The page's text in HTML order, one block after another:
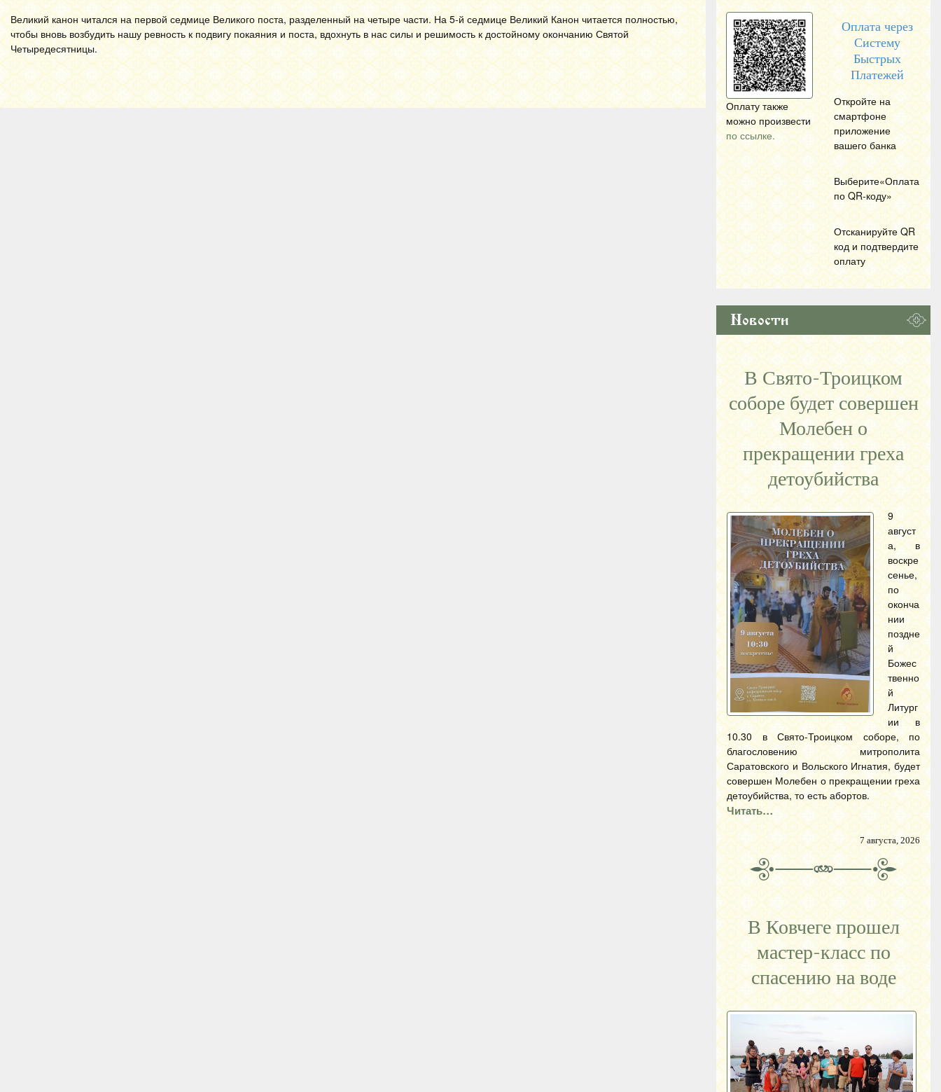
Великий канон читался на первой седмице Великого поста, разделенный на четыре части. На 5-й седмице Великий Канон читается полностью,
чтобы вновь возбудить нашу ревность к подвигу покаяния и поста, вдохнуть в нас силы и решимость к достойному окончанию Святой
Четыредесятницы.
Оплату также
можно произвести
по ссылке.
Оплата через
Систему
Быстрых
Платежей
Откройте на
смартфоне
приложение
вашего банка
Выберите«Оплата
по QR-коду»
Отсканируйте QR
код и подтвердите
оплату
Новости
В Свято-Троицком
соборе будет совершен
Молебен о
прекращении греха
детоубийства
9
август
а, в
воскре
сенье,
по
оконча
нии
поздне
й
Божес
твенно
й
Литург
ии в
10.30 в Свято-Троицком соборе, по
благословению митрополита
Саратовского и Вольского Игнатия, будет
совершен Молебен о прекращении греха
детоубийства, то есть абортов.
Читать…
7 августа, 2026
В Ковчеге прошел
мастер-класс по
спасению на воде